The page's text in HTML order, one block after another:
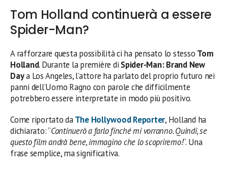
Tom Holland continuerà a essere
Spider-Man?
A rafforzare questa possibilità ci ha pensato lo stesso Tom
Holland. Durante la première di Spider-Man: Brand New
Daya Los Angeles, l’attore ha parlato del proprio futuro nei
panni dell’Uomo Ragno con parole che difficilmente
potrebbero essere interpretate in modo più positivo.
Come riportato daThe Hollywood Reporter, Holland ha
dichiarato: “Continuerò a farlo finché mi vorranno. Quindi, se
questo film andrà bene, immagino che lo scopriremo!“. Una
frase semplice, ma significativa.